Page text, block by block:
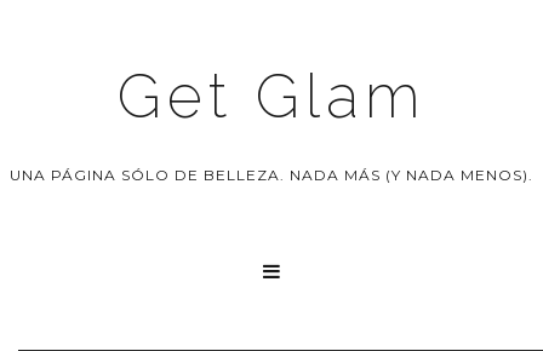
Get Glam
UNA PÁGINA SÓLO DE BELLEZA. NADA MÁS (Y NADA MENOS).
